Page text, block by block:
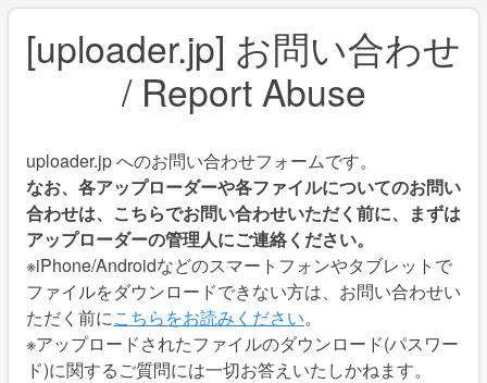
[uploader.jp] お問い合わせ
/ Report Abuse
uploader.jp へのお問い合わせフォームです。
なお、各アップローダーや各ファイルについてのお問い
合わせは、こちらでお問い合わせいただく前に、まずは
アップローダーの管理人にご連絡ください。
※iPhone/Androidなどのスマートフォンやタブレットで
ファイルをダウンロードできない方は、お問い合わせい
ただく前にこちらをお読みください。
※アップロードされたファイルのダウンロード(パスワー
ド)に関するご質問には一切お答えいたしかねます。